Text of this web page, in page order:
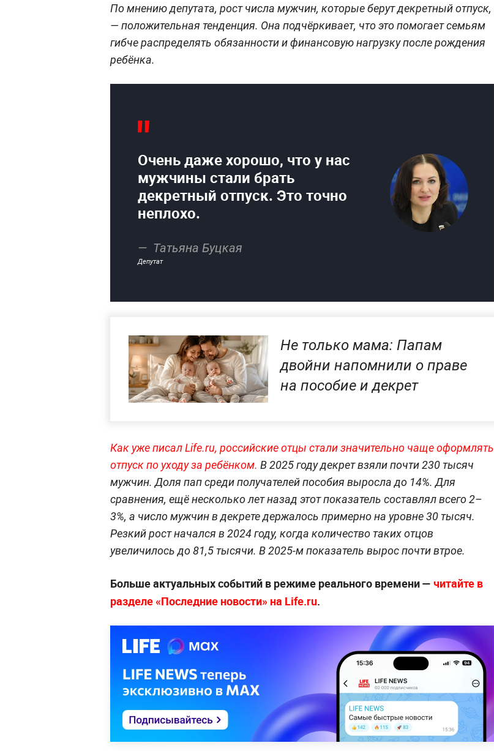
По мнению депутата, рост числа мужчин, которые берут декретный отпуск,
— положительная тенденция. Она подчёркивает, что это помогает семьям
гибче распределять обязанности и финансовую нагрузку после рождения
ребёнка.
Очень даже хорошо, что у нас
мужчины стали брать
декретный отпуск. Это точно
неплохо.
Татьяна Буцкая
Депутат
Не только мама: Папам
двойни напомнили о праве
на пособие и декрет
Как уже писал Life.ru, российские отцы стали значительно чаще оформлять
отпуск по уходу за ребёнком. В 2025 году декрет взяли почти 230 тысяч
мужчин. Доля пап среди получателей пособия выросла до 14%. Для
сравнения, ещё несколько лет назад этот показатель составлял всего 2–
3%, а число мужчин в декрете держалось примерно на уровне 30 тысяч.
Резкий рост начался в 2024 году, когда количество таких отцов
увеличилось до 81,5 тысячи. В 2025-м показатель вырос почти втрое.
Больше актуальных событий в режиме реального времени — читайте в
разделе «Последние новости» на Life.ru.